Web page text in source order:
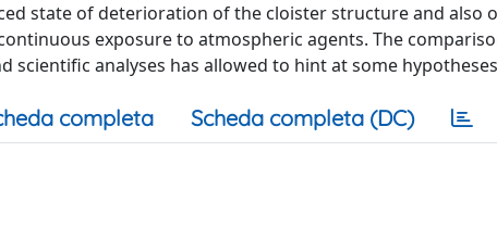
state of deterioration of the cloister structure and also
exposure to atmospheric agents. The
scientific analyses has allowed to hint at some
completa Scheda completa (DC)